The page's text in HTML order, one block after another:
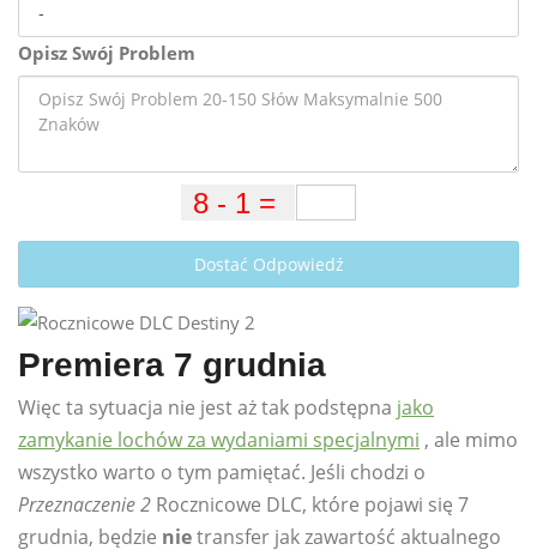
Opisz Swój Problem
Dostać Odpowiedź
Premiera 7 grudnia
Więc ta sytuacja nie jest aż tak podstępna jako
zamykanie lochów za wydaniami specjalnymi , ale mimo
wszystko warto o tym pamiętać. Jeśli chodzi o
Przeznaczenie 2 Rocznicowe DLC, które pojawi się 7
grudnia, będzie nietransfer jak zawartość aktualnego